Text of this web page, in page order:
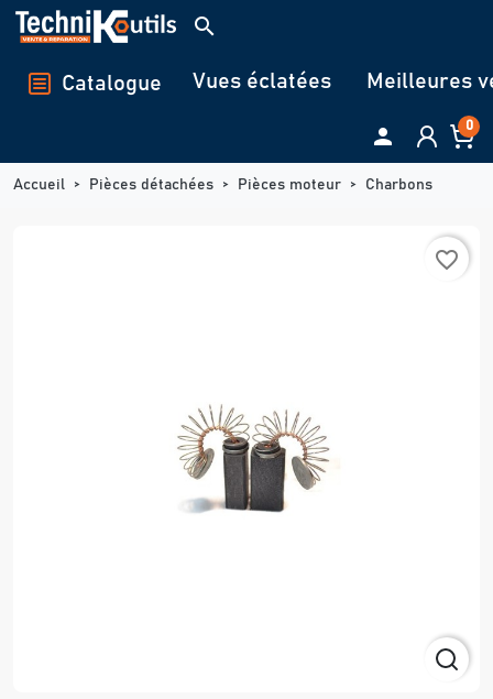
Panneau de gestion des cookies
search
Catalogue Vues éclatées Meilleures
 0
Accueil Pièces détachées Pièces moteur Charbons
favorite_border